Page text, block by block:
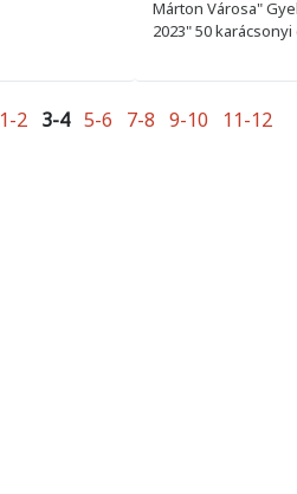
Márton Városa"
2023" 50 karácsonyi
1-2 3-4 5-6 7-8 9-10 11-12